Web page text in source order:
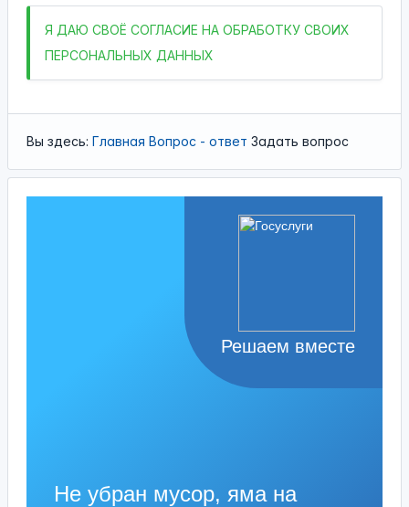
Я ДАЮ СВОЁ СОГЛАСИЕ НА ОБРАБОТКУ СВОИХ
ПЕРСОНАЛЬНЫХ ДАННЫХ
Вы здесь: Главная Вопрос - ответ Задать вопрос
Решаем вместе
Не убран мусор, яма на